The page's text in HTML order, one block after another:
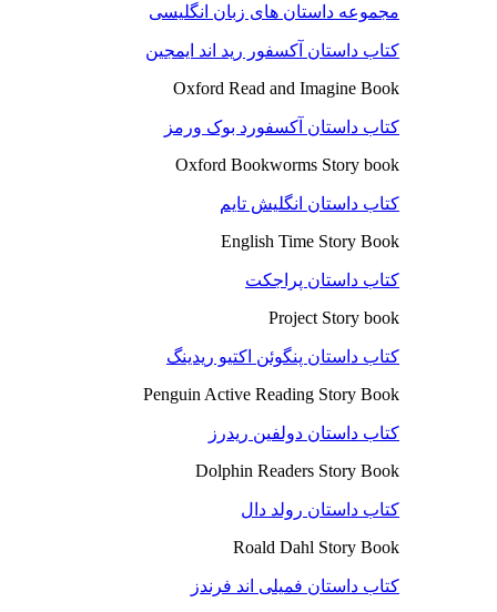
مجموعه داستان های زبان انگلیسی
کتاب داستان آکسفور رید اند ایمجین
Oxford Read and Imagine Book
کتاب داستان آکسفورد بوک ورمز
Oxford Bookworms Story book
کتاب داستان انگلیش تایم
English Time Story Book
کتاب داستان پراجکت
Project Story book
کتاب داستان پنگوئن اکتیو ریدینگ
Penguin Active Reading Story Book
کتاب داستان دولفین ریدرز
Dolphin Readers Story Book
کتاب داستان رولد دال
Roald Dahl Story Book
کتاب داستان فمیلی اند فرندز